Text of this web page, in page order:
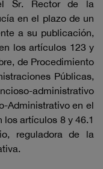
Sr. Rector de la
en el plazo de un
a su publicación,
los artículos 123 y
de Procedimiento
Públicas,
administrativo
Administrativo en el
los artículos 8 y 46.1
reguladora de la